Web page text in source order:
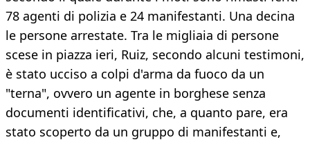
78 agenti di polizia e 24 manifestanti. Una decina
le persone arrestate. Tra le migliaia di persone
scese in piazza ieri, Ruiz, secondo alcuni testimoni,
è stato ucciso a colpi d'arma da fuoco da un
"terna", ovvero un agente in borghese senza
documenti identificativi, che, a quanto pare, era
stato scoperto da un gruppo di manifestanti e,